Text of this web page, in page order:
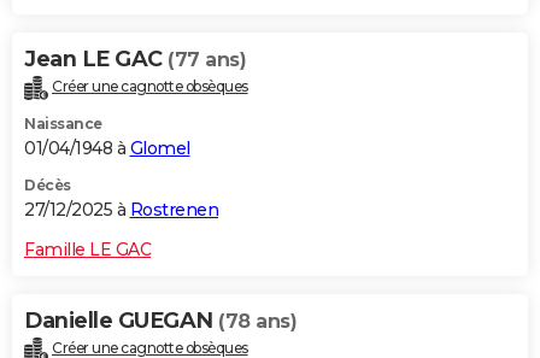
Jean LE GAC (77 ans)
Créer une cagnotte obsèques
Naissance
01/04/1948 à Glomel
Décès
27/12/2025 à Rostrenen
Famille LE GAC
Danielle GUEGAN (78 ans)
Créer une cagnotte obsèques